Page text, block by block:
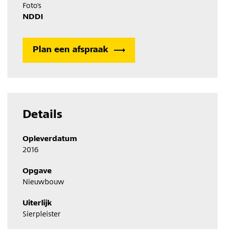
Foto's
NDDI
Plan een afspraak
Details
Opleverdatum
2016
Opgave
Nieuwbouw
Uiterlijk
Sierpleister